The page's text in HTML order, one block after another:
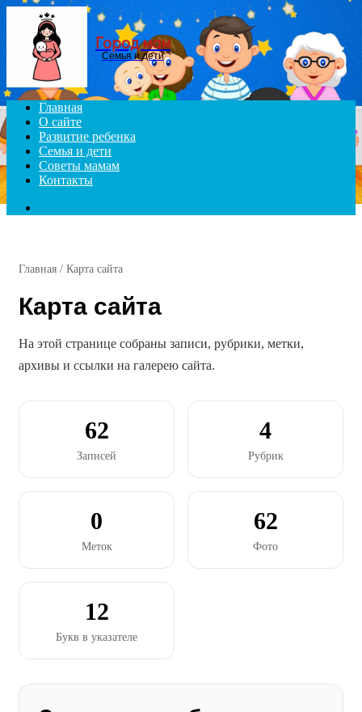
Menu
Город мам
Семья и дети
Главная
О сайте
Развитие ребенка
Семья и дети
Советы мамам
Контакты
Главная / Карта сайта
Карта сайта
На этой странице собраны записи, рубрики, метки,
архивы и ссылки на галерею сайта.
62
Записей
4
Рубрик
0
Меток
62
Фото
12
Букв в указателе